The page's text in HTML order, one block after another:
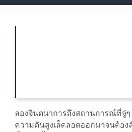
ลองจินตนาการถึงสถานการณ์ที่จู่ๆ
ความดันสูงเล็ดลอดออกมาจนต้อง